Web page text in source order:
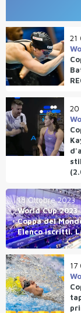
21
20
18 Ottobre 2023
World Cup 2023
Coppa del
Elenco iscritti.
17